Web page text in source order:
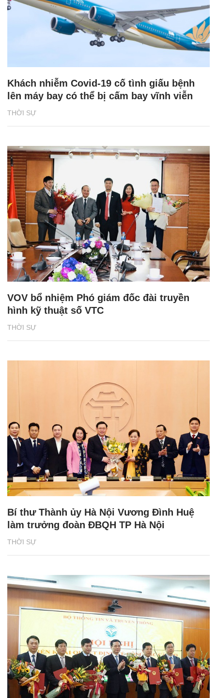
THỜI SỰ
Khách nhiễm Covid-19 cố tình giấu bệnh
lên máy bay có thể bị cấm bay vĩnh viễn
THỜI SỰ
VOV bổ nhiệm Phó giám đốc đài truyền
hình kỹ thuật số VTC
THỜI SỰ
Bí thư Thành ủy Hà Nội Vương Đình Huệ
làm trưởng đoàn ĐBQH TP Hà Nội